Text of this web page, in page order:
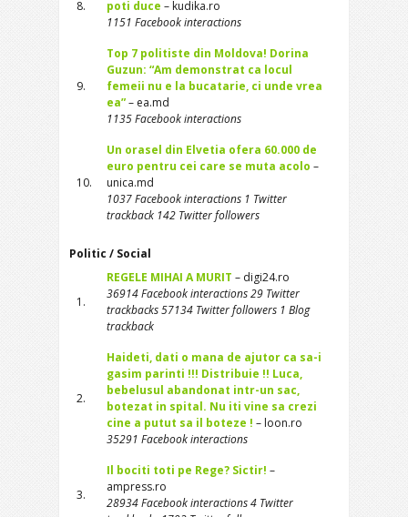
8.
poti duce – kudika.ro
1151 Facebook interactions
9.
Top 7 politiste din Moldova! Dorina
Guzun: “Am demonstrat ca locul
femeii nu e la bucatarie, ci unde vrea
ea”– ea.md
1135 Facebook interactions
10.
Un orasel din Elvetia ofera 60.000 de
euro pentru cei care se muta acolo –
unica.md
1037 Facebook interactions 1 Twitter
trackback 142 Twitter followers
Politic / Social
1.
REGELE MIHAI A MURIT – digi24.ro
36914 Facebook interactions 29 Twitter
trackbacks 57134 Twitter followers 1 Blog
trackback
2.
Haideti, dati o mana de ajutor ca sa-i
gasim parinti !!! Distribuie !! Luca,
bebelusul abandonat intr-un sac,
botezat in spital. Nu iti vine sa crezi
cine a putut sa il boteze ! – loon.ro
35291 Facebook interactions
3.
Il bociti toti pe Rege? Sictir! –
ampress.ro
28934 Facebook interactions 4 Twitter